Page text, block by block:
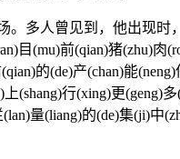
。多人曾见到，他出
目(mu)前(qian)猪(zhu)
的(de)产(chan)能
行(xing)更(geng)
量(liang)的(de)集(ji)中